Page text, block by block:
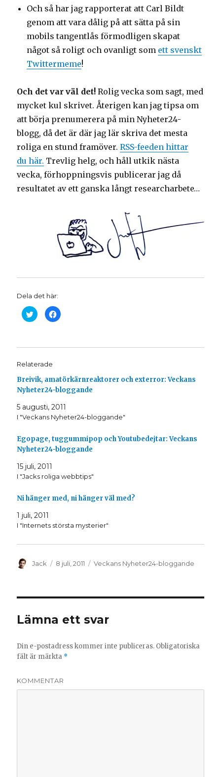
Och så har jag rapporterat att Carl Bildt
genom att vara dålig på att sätta på sin
mobils tangentlås förmodligen skapat
något så roligt och ovanligt som ett svenskt
Twittermeme!
Och det var väl det! Rolig vecka som sagt, med
mycket kul skrivet. Återigen kan jag tipsa om
att börja prenumerera på min Nyheter24-
blogg, då det är där jag lär skriva det mesta
roliga en stund framöver.RSS-feeden hittar
du här. Trevlig helg, och håll utkik nästa
vecka, förhoppningsvis publicerar jag då
resultatet av ett ganska långt researcharbete…
Dela det här:
K
l
f
a
t
d
e
p
å
T
t
t
e
Ö
p
p
s
i
t
t
n
t
n
s
K
l
f
t
d
e
p
å
F
e
b
o
p
a
s
t
t
ö
n
)
Relaterade
Breivik, amatörkärnreaktorer och exterror: Veckans
Nyheter24-bloggande
5 augusti, 2011
I "Veckans Nyheter24-bloggande"
Egopage, tuggummipop och Youtubedejtar: Veckans
Nyheter24-bloggande
15 juli, 2011
I "Jacks roliga webbtips"
Ni hänger med, ni hänger väl med?
1 juli, 2011
I "Internets största mysterier"
Författare
Jack Postat
8 juli, 2011 Kategorier
Veckans Nyheter24-bloggande
Lämna ett svar
Din e-postadress kommer inte publiceras. Obligatoriska
fält är märkta *
KOMMENTAR